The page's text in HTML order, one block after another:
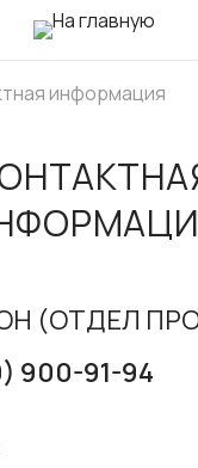
информация
(ОТДЕЛ
900-91-94